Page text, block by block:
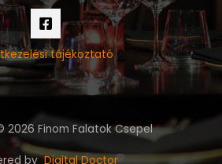
tájékoztató
2026 Finom Falatok Csepel
byDigital Doctor